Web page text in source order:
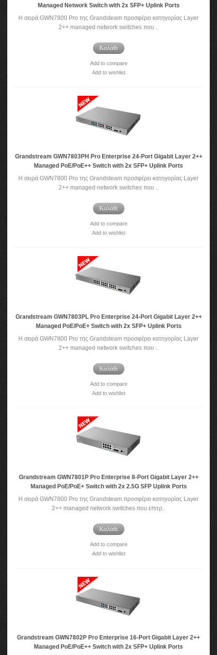
Managed Network Switch with 2x SFP+ Uplink Ports
Η σειρά GWN7800 Pro της Grandsteam προσφέρει κατηγορίας Layer
2++ managed network switches που ..
Καλάθι
Add to compare
Add to wishlist
Grandstream GWN7803PH Pro Enterprise 24-Port Gigabit Layer 2++
Managed PoE/PoE++ Switch with 2x SFP+ Uplink Ports
Η σειρά GWN7800 Pro της Grandsteam προσφέρει κατηγορίας Layer
2++ managed network switches που ..
Καλάθι
Add to compare
Add to wishlist
Grandstream GWN7803PL Pro Enterprise 24-Port Gigabit Layer 2++
Managed PoE/PoE+ Switch with 2x SFP+ Uplink Ports
Η σειρά GWN7800 Pro της Grandsteam προσφέρει κατηγορίας Layer
2++ managed network switches που ..
Καλάθι
Add to compare
Add to wishlist
Grandstream GWN7801P Pro Enterprise 8-Port Gigabit Layer 2++
Managed PoE/PoE+ Switch with 2x 2.5G SFP Uplink Ports
Η σειρά GWN7800 Pro της Grandsteam προσφέρει κατηγορίας Layer
2++ managed network switches που επιτρ..
Καλάθι
Add to compare
Add to wishlist
Grandstream GWN7802P Pro Enterprise 16-Port Gigabit Layer 2++
Managed PoE/PoE++ Switch with 2x SFP+ Uplink Ports